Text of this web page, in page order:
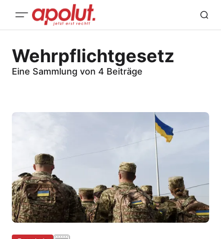
Wehrpflichtgesetz
Eine Sammlung von 4 Beiträge